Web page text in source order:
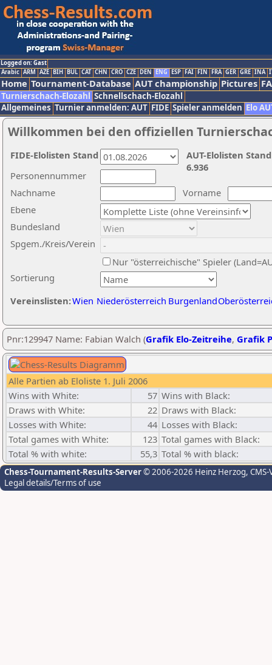
Logged on: Gast
Arabic ARM AZE BIH BUL CAT CHN CRO CZE DEN ENG ESP FAI FIN FRA GER GRE INA
Home Tournament-Database AUT championship Pictures
Turnierschach-Elozahl Schnellschach-Elozahl
Allgemeines Turnier anmelden: AUT FIDE Spieler anmelden Elo
Willkommen bei den offiziellen
Nachname
Vorname
Ebene
Sortierung
Personennummer
Bundesland
Spgem./Kreis/Verein
Nur "österreichische" Spieler
Vereinslisten:Wien Niederösterreich Burgenland
AUT-Elolisten
6.936
FIDE-Elolisten Stand
Pnr:129947 Name: Fabian Walch (Grafik Elo-Zeitreihe, Grafik
Alle Partien ab Eloliste 1. Juli 2006
Wins with White:
57 Wins with Black:
Draws with White:
22 Draws with Black:
Losses with White:
44 Losses with Black:
Total games with White:
123 Total games with Black:
Total % with white:
55,3 Total % with black:
Chess-Tournament-Results-Server© 2006-2026 Heinz Herzog,
Legal details/Terms of use